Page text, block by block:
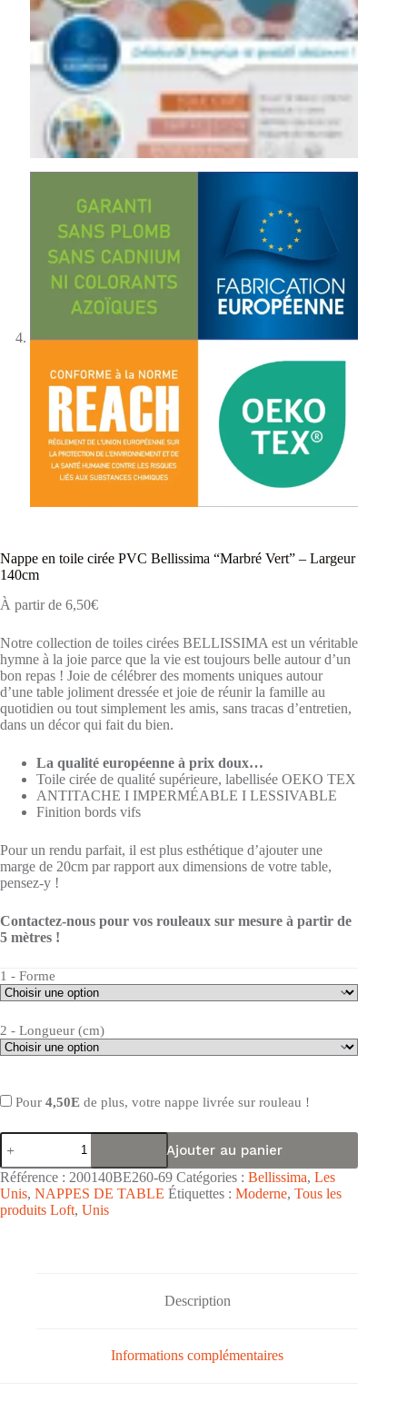
Nappe en toile cirée PVC Bellissima “Marbré Vert” – Largeur
140cm
À partir de 6,50€
Notre collection de toiles cirées BELLISSIMA est un véritable
hymne à la joie parce que la vie est toujours belle autour d’un
bon repas ! Joie de célébrer des moments uniques autour
d’une table joliment dressée et joie de réunir la famille au
quotidien ou tout simplement les amis, sans tracas d’entretien,
dans un décor qui fait du bien.
La qualité européenne à prix doux…
Toile cirée de qualité supérieure, labellisée OEKO TEX
ANTITACHE I IMPERMÉABLE I LESSIVABLE
Finition bords vifs
Pour un rendu parfait, il est plus esthétique d’ajouter une
marge de 20cm par rapport aux dimensions de votre table,
pensez-y !
Contactez-nous pour vos rouleaux sur mesure à partir de
5 mètres !
1 - Forme
2 - Longueur (cm)
Pour 4,50E de plus, votre nappe livrée sur rouleau !
quantité
de
Nappe
en
toile
cirée
Ajouter au panier
Référence : 200140BE260-69 Catégories : Bellissima, Les
Unis, NAPPES DE TABLE Étiquettes : Moderne, Tous les
produits Loft, Unis
Description
Informations complémentaires